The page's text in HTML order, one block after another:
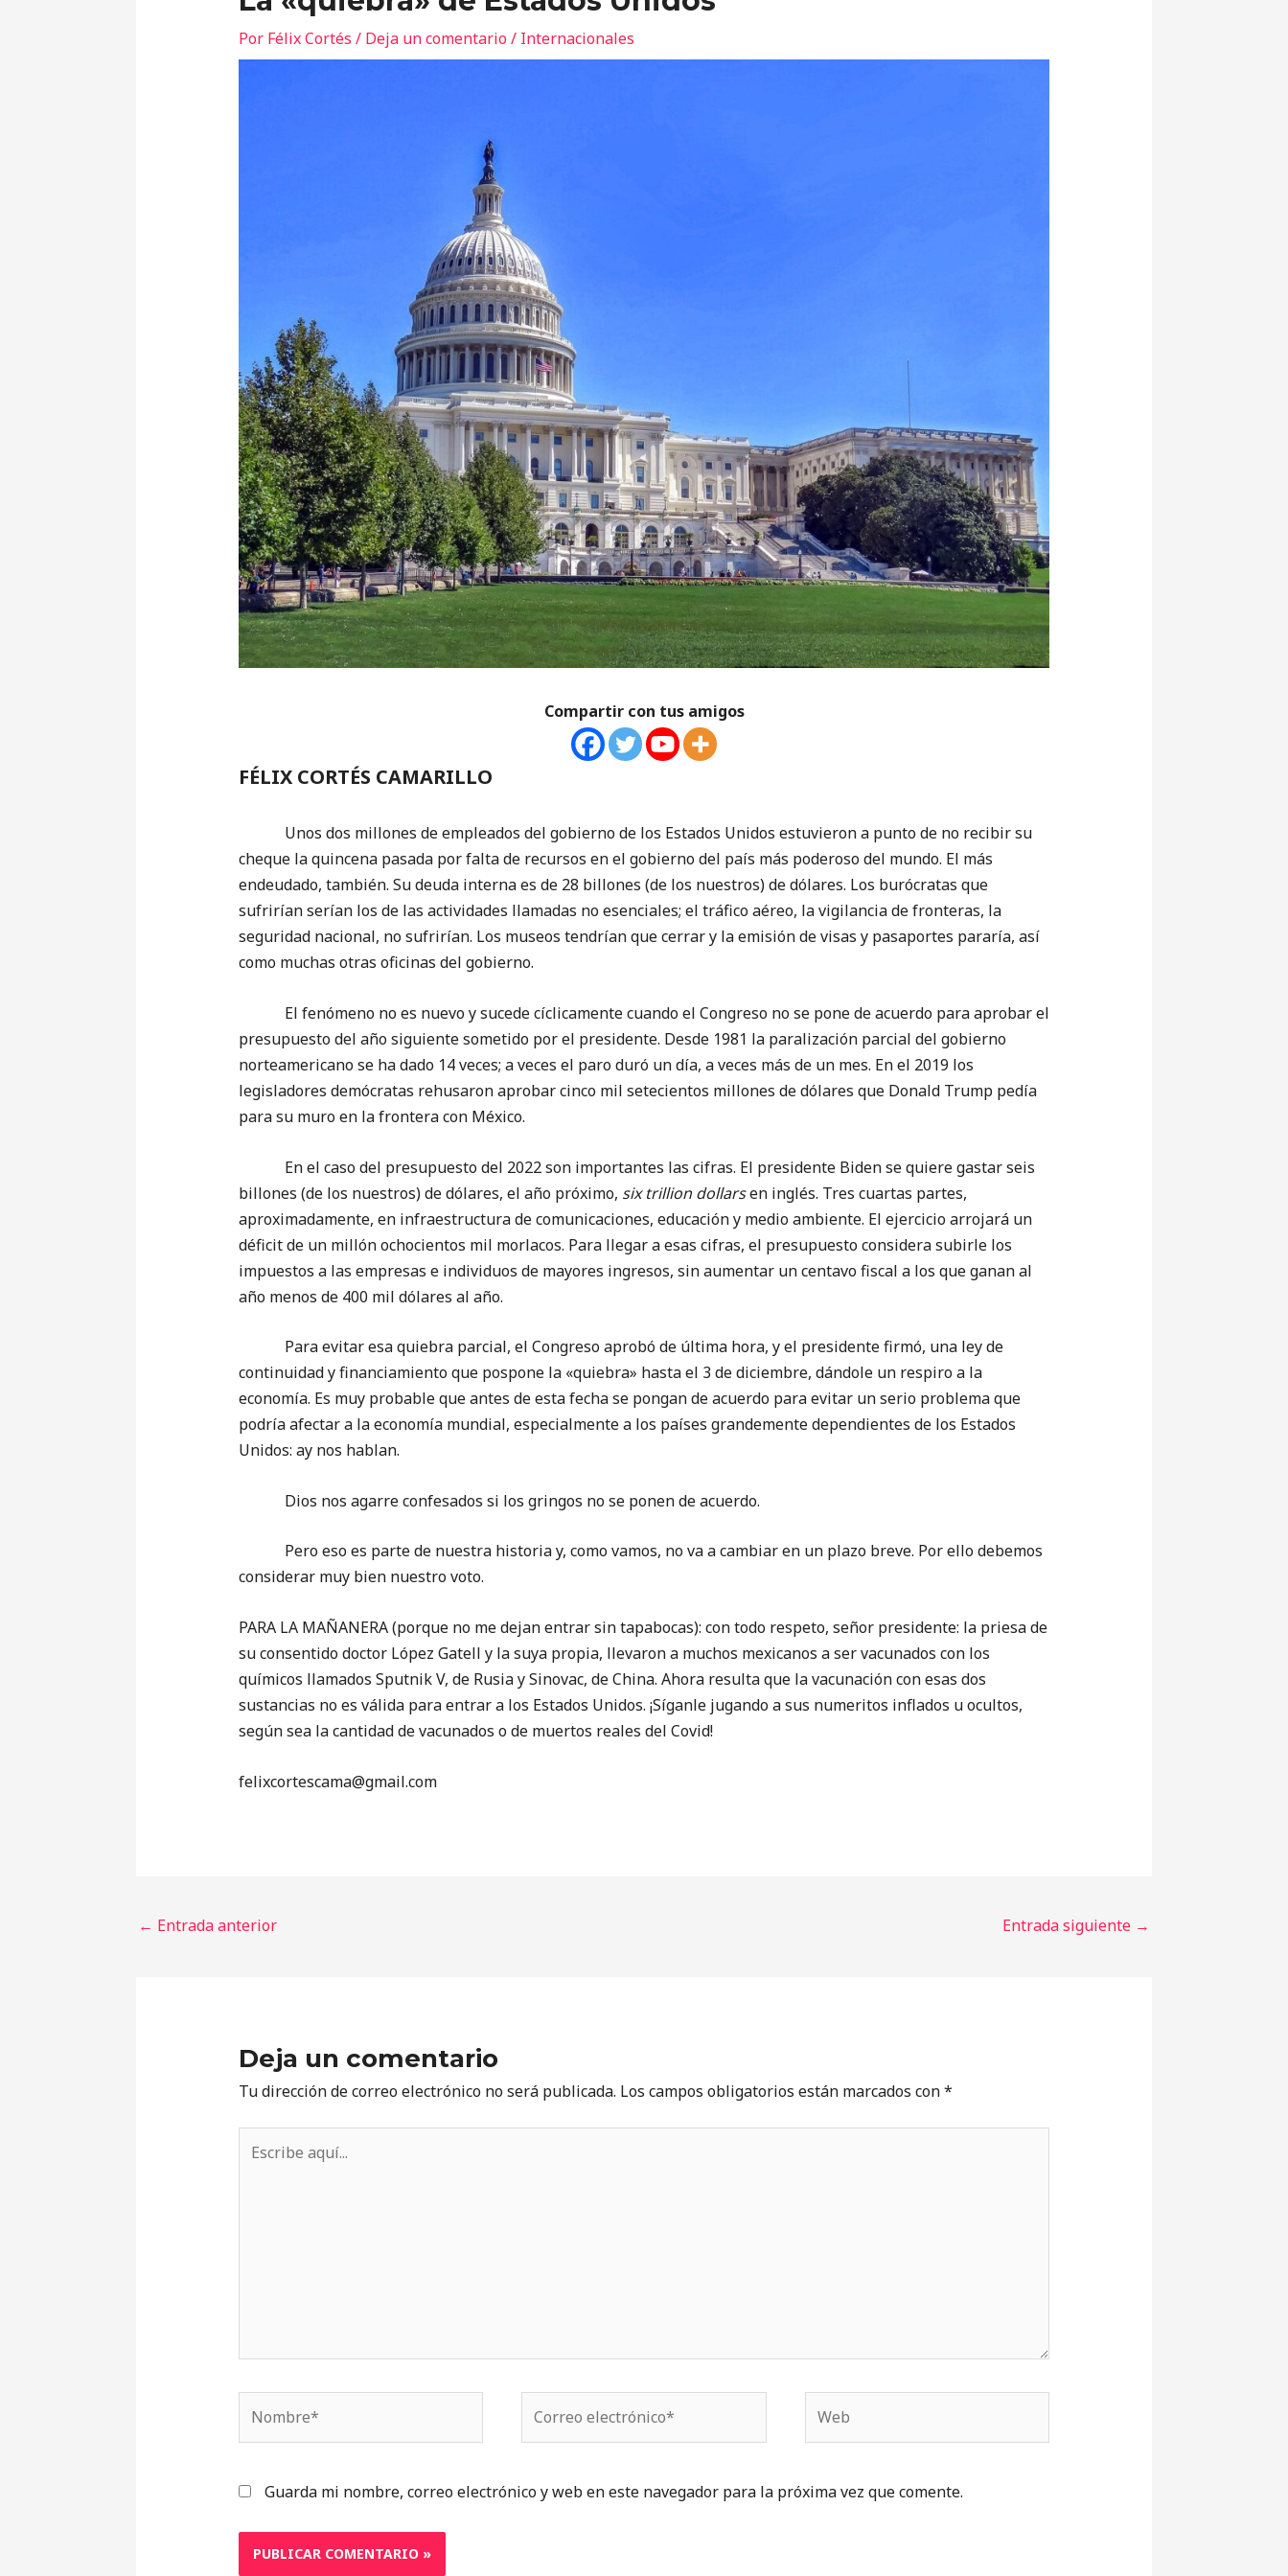
Por Félix Cortés / Deja un comentario/ Internacionales
Compartir con tus amigos
FÉLIX CORTÉS CAMARILLO
Unos dos millones de empleados del gobierno de los Estados Unidos estuvieron a punto de no recibir su
cheque la quincena pasada por falta de recursos en el gobierno del país más poderoso del mundo. El más
endeudado, también. Su deuda interna es de 28 billones (de los nuestros) de dólares. Los burócratas que
sufrirían serían los de las actividades llamadas no esenciales; el tráfico aéreo, la vigilancia de fronteras, la
seguridad nacional, no sufrirían. Los museos tendrían que cerrar y la emisión de visas y pasaportes pararía, así
como muchas otras oficinas del gobierno.
El fenómeno no es nuevo y sucede cíclicamente cuando el Congreso no se pone de acuerdo para aprobar el
presupuesto del año siguiente sometido por el presidente. Desde 1981 la paralización parcial del gobierno
norteamericano se ha dado 14 veces; a veces el paro duró un día, a veces más de un mes. En el 2019 los
legisladores demócratas rehusaron aprobar cinco mil setecientos millones de dólares que Donald Trump pedía
para su muro en la frontera con México.
En el caso del presupuesto del 2022 son importantes las cifras. El presidente Biden se quiere gastar seis
billones (de los nuestros) de dólares, el año próximo, six trillion dollarsen inglés. Tres cuartas partes,
aproximadamente, en infraestructura de comunicaciones, educación y medio ambiente. El ejercicio arrojará un
déficit de un millón ochocientos mil morlacos. Para llegar a esas cifras, el presupuesto considera subirle los
impuestos a las empresas e individuos de mayores ingresos, sin aumentar un centavo fiscal a los que ganan al
año menos de 400 mil dólares al año.
Para evitar esa quiebra parcial, el Congreso aprobó de última hora, y el presidente firmó, una ley de
continuidad y financiamiento que pospone la «quiebra» hasta el 3 de diciembre, dándole un respiro a la
economía. Es muy probable que antes de esta fecha se pongan de acuerdo para evitar un serio problema que
podría afectar a la economía mundial, especialmente a los países grandemente dependientes de los Estados
Unidos: ay nos hablan.
Dios nos agarre confesados si los gringos no se ponen de acuerdo.
Pero eso es parte de nuestra historia y, como vamos, no va a cambiar en un plazo breve. Por ello debemos
considerar muy bien nuestro voto.
PARA LA MAÑANERA (porque no me dejan entrar sin tapabocas): con todo respeto, señor presidente: la priesa de
su consentido doctor López Gatell y la suya propia, llevaron a muchos mexicanos a ser vacunados con los
químicos llamados Sputnik V, de Rusia y Sinovac, de China. Ahora resulta que la vacunación con esas dos
sustancias no es válida para entrar a los Estados Unidos. ¡Síganle jugando a sus numeritos inflados u ocultos,
según sea la cantidad de vacunados o de muertos reales del Covid!
‎felixcortescama@gmail.com
← Entrada anterior Entrada siguiente →
Deja un comentario
Tu dirección de correo electrónico no será publicada. Los campos obligatorios están marcados con*
aquí...
electrónico*
Guarda mi nombre, correo electrónico y web en este navegador para la próxima vez que comente.